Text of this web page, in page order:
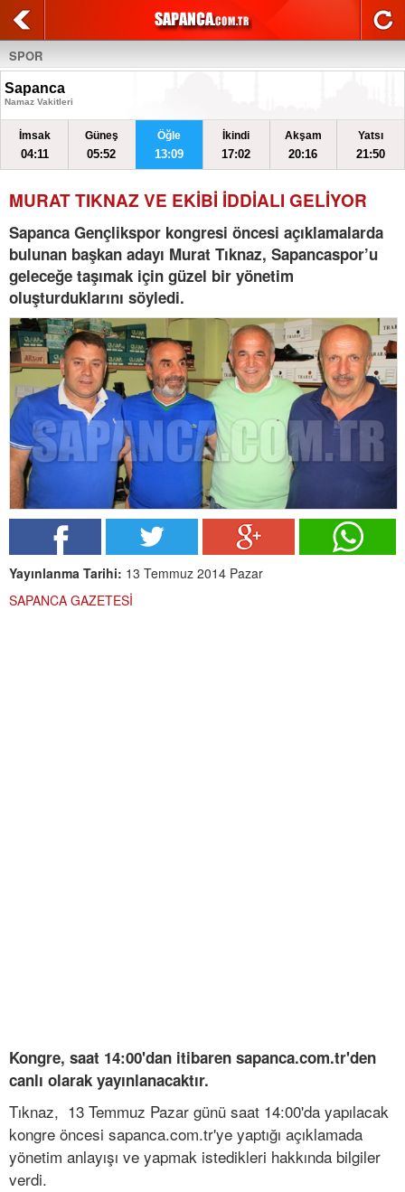
SPOR
Sapanca
Namaz Vakitleri
İmsak
04:11
Güneş
05:52
Öğle
13:09
İkindi
17:02
Akşam
20:16
Yatsı
21:50
MURAT TIKNAZ VE EKİBİ İDDİALI GELİYOR
Sapanca Gençlikspor kongresi öncesi açıklamalarda
bulunan başkan adayı Murat Tıknaz, Sapancaspor’u
geleceğe taşımak için güzel bir yönetim
oluşturduklarını söyledi.
Yayınlanma Tarihi: 13 Temmuz 2014 Pazar
SAPANCA GAZETESİ
Kongre, saat 14:00'dan itibaren sapanca.com.tr'den
canlı olarak yayınlanacaktır.
Tıknaz, 13 Temmuz Pazar günü saat 14:00'da yapılacak
kongre öncesi sapanca.com.tr'ye yaptığı açıklamada
yönetim anlayışı ve yapmak istedikleri hakkında bilgiler
verdi.